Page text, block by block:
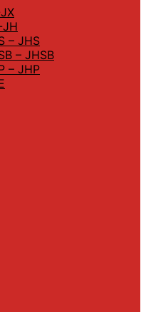
– JHS
– JHSB
– JHP